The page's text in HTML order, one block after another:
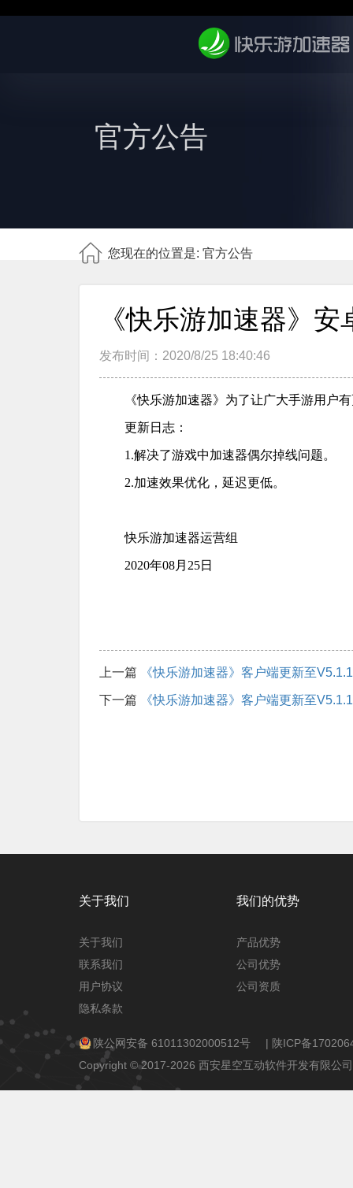
官方公告
您现在的位置是: 官方公告
《快乐游加速器》
发布时间：2020/8/25 18:40:46
《快乐游加速器》为了让广大手游用户
更新日志：
1.解决了游戏中加速器偶尔掉线问题。
2.加速效果优化，延迟更低。
快乐游加速器运营组
2020年08月25日
上一篇 《快乐游加速器》客户端更新至
下一篇 《快乐游加速器》客户端更新至
关于我们
关于我们
联系我们
用户协议
隐私条款
我们的优势
产品优势
公司优势
公司资质
陕公网安备 61011302000512号 | 陕ICP备
Copyright © 2017-2026 西安星空互动软件开发有限公